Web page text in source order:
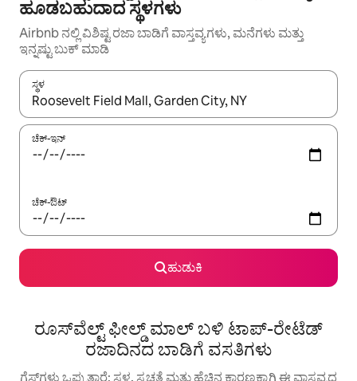
ಹೂಡಬಹುದಾದ ಸ್ಥಳಗಳು
Airbnb ನಲ್ಲಿ ವಿಶಿಷ್ಟ ರಜಾ ಬಾಡಿಗೆ ವಾಸ್ತವ್ಯಗಳು, ಮನೆಗಳು ಮತ್ತು
ಇನ್ನಷ್ಟು ಬುಕ್ ಮಾಡಿ
ಸ್ಥಳ
ಫಲಿತಾಂಶಗಳು ಲಭ್ಯವಿರುವಾಗ, ಅಪ್ ಮತ್ತು ಡೌನ್ ಬಾಣದ ಕೀಲಿಗಳೊಂದಿಗೆ
ಚೆಕ್-ಇನ್
ಚೆಕ್-ಔಟ್
ಹುಡುಕಿ
ರೂಸ್‌ವೆಲ್ಟ್ ಫೀಲ್ಡ್ ಮಾಲ್ ಬಳಿ ಟಾಪ್-ರೇಟೆಡ್
ರಜಾದಿನದ ಬಾಡಿಗೆ ವಸತಿಗಳು
ಗೆಸ್ಟ್‌ಗಳು ಒಪ್ಪುತ್ತಾರೆ: ಸ್ಥಳ, ಸ್ವಚ್ಛತೆ ಮತ್ತು ಹೆಚ್ಚಿನ ಕಾರಣಕ್ಕಾಗಿ ಈ ವಾಸ್ತವ್ಯದ